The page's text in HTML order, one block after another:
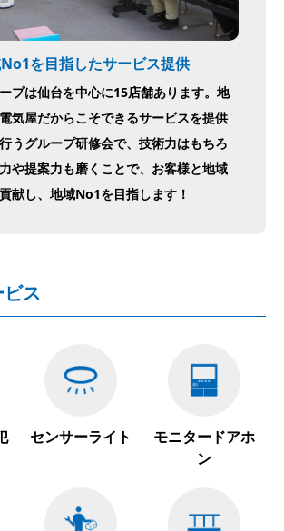
を目指したサービス提供
プは仙台を中心に15店舗あります。地
気屋だからこそできるサービスを提供
うグループ研修会で、技術力はもちろ
や提案力も磨くことで、お客様と地域
献し、地域No1を目指します！
ス
センサーライト
モニタードアホ
ン